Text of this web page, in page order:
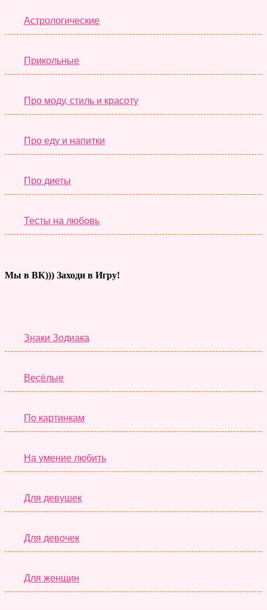
Астрологические
Прикольные
Про моду, стиль и красоту
Про еду и напитки
Про диеты
Тесты на любовь
Мы в ВК))) Заходи в Игру!
Знаки Зодиака
Весёлые
По картинкам
На умение любить
Для девушек
Для девочек
Для женщин